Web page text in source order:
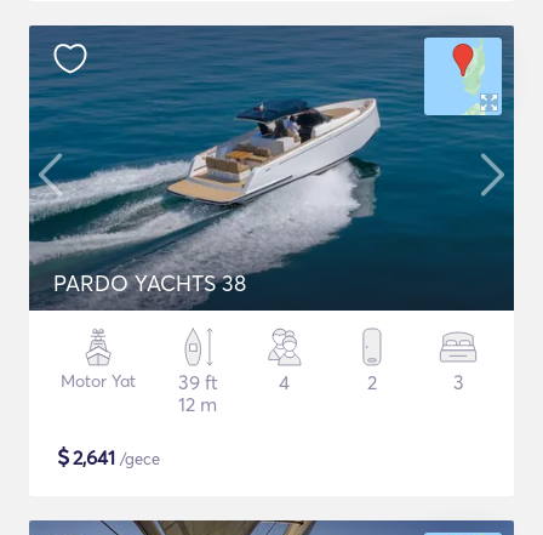
PARDO YACHTS 38
Motor Yat
39 ft
12 m
4 2 3
$2,641 /gece